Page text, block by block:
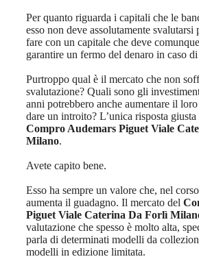
Per quanto riguarda i capitali che le
esso non deve assolutamente svalutarsi
fare con un capitale che deve
garantire un fermo del denaro in caso
Purtroppo qual è il mercato che non
svalutazione? Quali sono gli
anni potrebbero anche aumentare il
dare un introito? L’unica risposta
Compro Audemars Piguet Viale
Milano.
Avete capito bene.
Esso ha sempre un valore che, nel
aumenta il guadagno. Il mercato del
Piguet Viale Caterina Da Forlì
valutazione che spesso è molto alta,
parla di determinati modelli da
modelli in edizione limitata.